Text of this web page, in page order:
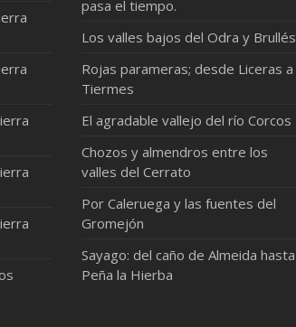
pasa el tiempo.
Los valles bajos del Odra y Brullés
Rojas parameras; desde Liceras a
Tiermes
El agradable vallejo del río Corcos
Chozos y almendros entre los
valles del Cerrato
Por Caleruega y las fuentes del
Gromejón
Sayago: del caño de Almeida hasta
Peña la Hierba